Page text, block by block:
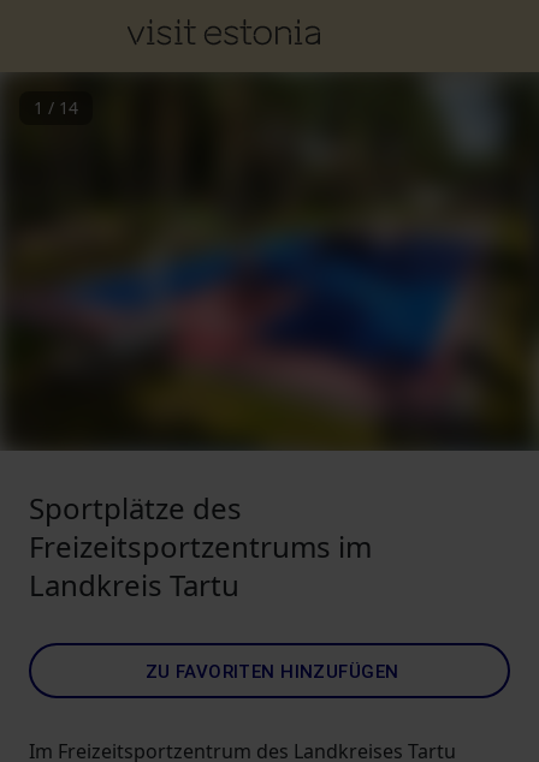
1 / 14
Sportplätze des
Freizeitsportzentrums im
Landkreis Tartu
ZU FAVORITEN HINZUFÜGEN
Im Freizeitsportzentrum des Landkreises Tartu